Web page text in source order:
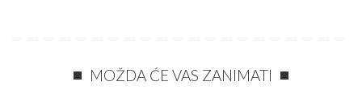
MOŽDA ĆE VAS ZANIMATI